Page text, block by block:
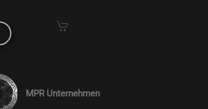
MPR Unternehmen